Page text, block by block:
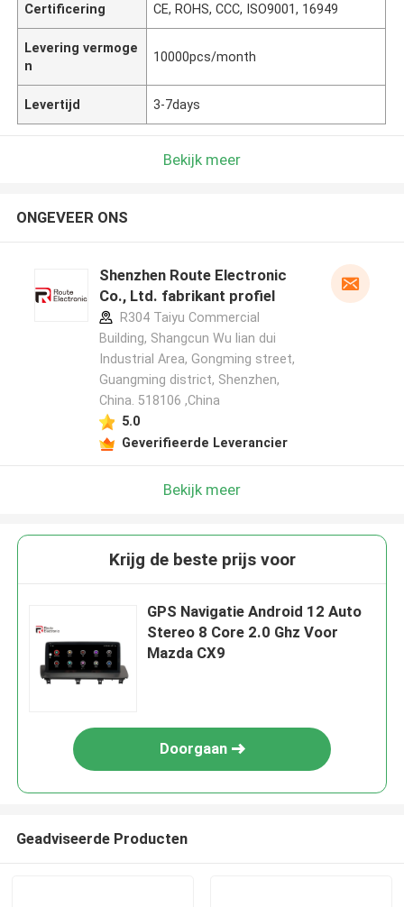
Certificering CE, ROHS, CCC, ISO9001, 16949
Levering vermoge
n
10000pcs/month
Levertijd 3-7days
Bekijk meer
ONGEVEER ONS
Shenzhen Route Electronic
Co., Ltd. fabrikant profiel
R304 Taiyu Commercial
Building, Shangcun Wu lian dui
Industrial Area, Gongming street,
Guangming district, Shenzhen,
China. 518106 ,China
5.0
Geverifieerde Leverancier
Bekijk meer
Krijg de beste prijs voor
GPS Navigatie Android 12 Auto
Stereo 8 Core 2.0 Ghz Voor
Mazda CX9
Doorgaan
Geadviseerde Producten